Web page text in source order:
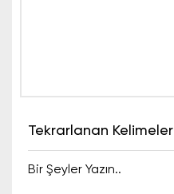
Tekrarlanan Kelimeler
Bir Şeyler Yazın..